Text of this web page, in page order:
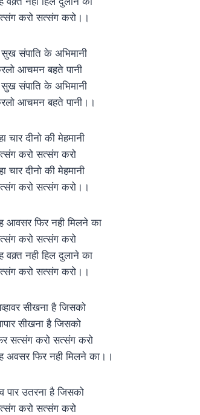
करो सत्संग करो।।
संपाति के अभिमानी
आचमन बहते पानी
संपाति के अभिमानी
आचमन बहते पानी।।
चार दीनो की मेहमानी
करो सत्संग करो
चार दीनो की मेहमानी
करो सत्संग करो।।
आवसर फिर नही मिलने का
करो सत्संग करो
वक़्त नही हिल दुलाने का
करो सत्संग करो।।
सीखना है जिसको
सीखना है जिसको
सत्संग करो सत्संग करो
अवसर फिर नही मिलने का।।
पार उतरना है जिसको
करो सत्संग करो